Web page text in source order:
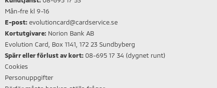
Mån-fre kl 9-16
E-post: evolutioncard@cardservice.se
Kortutgivare: Norion Bank AB
Evolution Card, Box 1141, 172 23 Sundbyberg
Spärr eller förlust av kort: 08-695 17 34 (dygnet runt)
Cookies
Personuppgifter